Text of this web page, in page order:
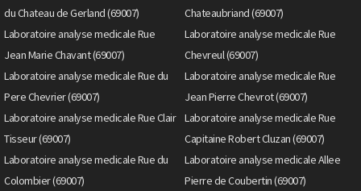
du Chateau de Gerland (69007)
Chateaubriand (69007)
Laboratoire analyse medicale Rue
Jean Marie Chavant (69007)
Laboratoire analyse medicale Rue
Chevreul (69007)
Laboratoire analyse medicale Rue du
Pere Chevrier (69007)
Laboratoire analyse medicale Rue
Jean Pierre Chevrot (69007)
Laboratoire analyse medicale Rue Clair
Tisseur (69007)
Laboratoire analyse medicale Rue
Capitaine Robert Cluzan (69007)
Laboratoire analyse medicale Rue du
Colombier (69007)
Laboratoire analyse medicale Allee
Pierre de Coubertin (69007)